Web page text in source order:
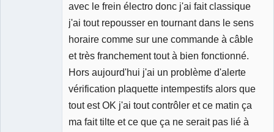
avec le frein électro donc j'ai fait classique
j'ai tout repousser en tournant dans le sens
horaire comme sur une commande à câble
et très franchement tout à bien fonctionné.
Hors aujourd'hui j'ai un problème d'alerte
vérification plaquette intempestifs alors que
tout est OK j'ai tout contrôler et ce matin ça
ma fait tilte et ce que ça ne serait pas lié à